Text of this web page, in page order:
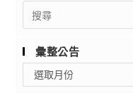
Search
for:
彙整公告
整
選取月份